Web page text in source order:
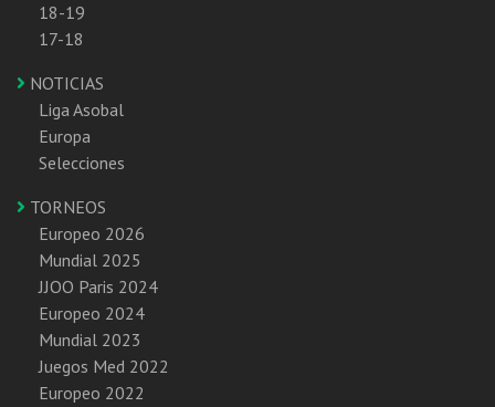
18-19
17-18
NOTICIAS
Liga Asobal
Europa
Selecciones
TORNEOS
Europeo 2026
Mundial 2025
JJOO Paris 2024
Europeo 2024
Mundial 2023
Juegos Med 2022
Europeo 2022